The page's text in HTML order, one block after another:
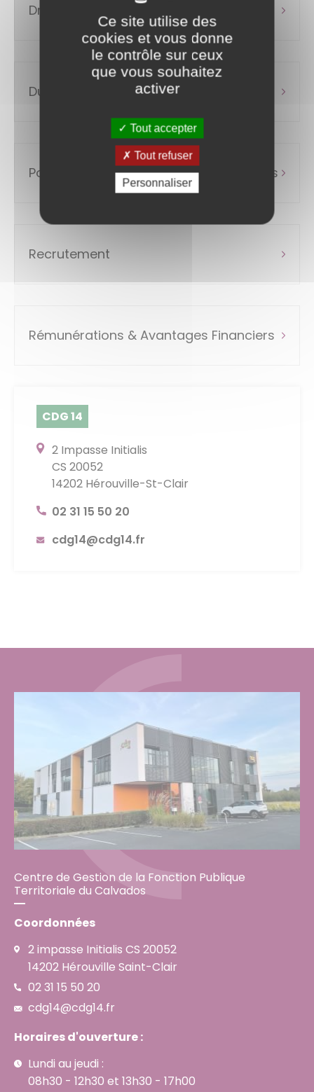
Droits et obligations
Durée & Conditions de Travail
Positions statutaires des fonctionnaires
Recrutement
Rémunérations & Avantages Financiers
CDG 14
2 Impasse Initialis
CS 20052
14202 Hérouville-St-Clair
02 31 15 50 20
cdg14@cdg14.fr
Centre de Gestion de la Fonction Publique
Territoriale du Calvados
Coordonnées
2 impasse Initialis CS 20052
14202 Hérouville Saint-Clair
02 31 15 50 20
cdg14@cdg14.fr
Horaires d'ouverture :
Lundi au jeudi :
08h30 - 12h30 et 13h30 - 17h00
Ce site utilise des
cookies et vous donne
le contrôle sur ceux
que vous souhaitez
activer
Tout accepter
Tout refuser
Personnaliser